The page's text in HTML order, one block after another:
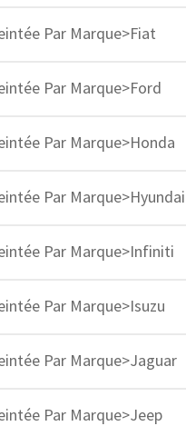
Par Marque>Fiat
Par Marque>Ford
Par Marque>Honda
Par Marque>Hyundai
Par Marque>Infiniti
Par Marque>Isuzu
Par Marque>Jaguar
Par Marque>Jeep